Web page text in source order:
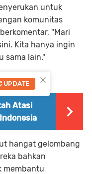
untuk
komunitas
"Mari
Kita hanya ingin
sama lain."
China
Atasi
hangat gelombang
bahkan
membantu
×
UPDATE